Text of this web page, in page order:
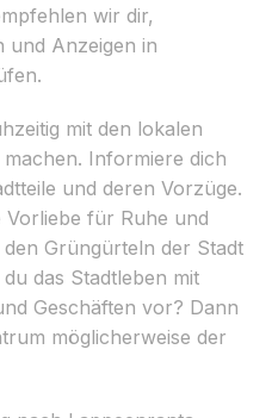
wir dir,
und Anzeigen in
mit den lokalen
Informiere dich
und deren Vorzüge.
Vorliebe für Ruhe und
Grüngürteln der Stadt
das Stadtleben mit
Geschäften vor? Dann
möglicherweise der